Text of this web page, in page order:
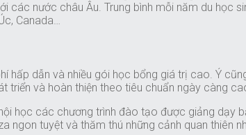
nước châu Âu. Trung bình mỗi năm du học
Canada…
hấp dẫn và nhiều gói học bổng giá trị cao. Ý
triển và hoàn thiện theo tiêu chuẩn ngày càng
học các chương trình đào tạo được giảng dạy
tuyệt và thăm thú những cảnh quan thiên